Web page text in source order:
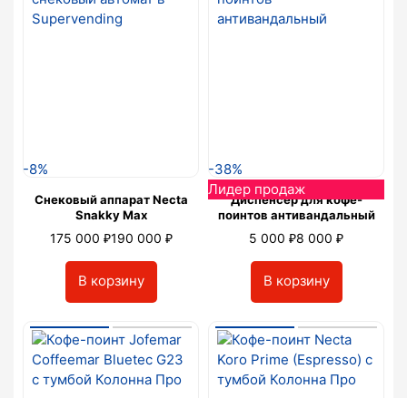
-8%
Снековый аппарат Necta
Snakky Max
175 000 ₽190 000 ₽
В корзину
-38%
Лидер продаж
Диспенсер для кофе-
поинтов антивандальный
5 000 ₽8 000 ₽
В корзину